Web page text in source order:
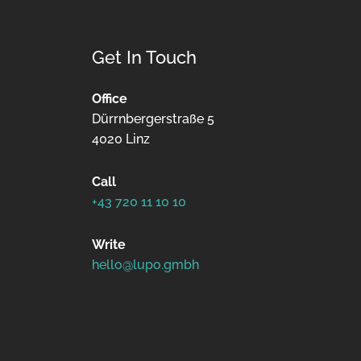
Get In Touch
Office
Dürrnbergerstraße 5
4020 Linz
Call
+43 720 11 10 10
Write
hello@lupo.gmbh